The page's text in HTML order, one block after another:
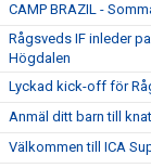
CAMP BRAZIL -
Rågsveds IF inleder
Högdalen
Lyckad kick-off för
Anmäl ditt barn till
Välkommen till ICA